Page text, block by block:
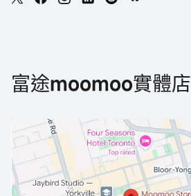
富途moomoo實體店